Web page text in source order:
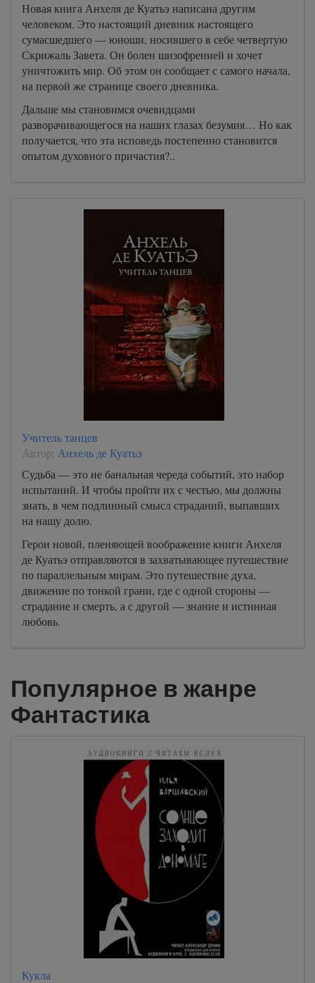
Новая книга Анхеля де Куатьэ написана другим
человеком. Это настоящий дневник настоящего
сумасшедшего — юноши, носившего в себе четвертую
Скрижаль Завета. Он болен шизофренией и хочет
уничтожить мир. Об этом он сообщает с самого начала,
на первой же странице своего дневника.
Дальше мы становимся очевидцами
разворачивающегося на наших глазах безумия… Но как
получается, что эта исповедь постепенно становится
опытом духовного причастия?..
Учитель танцев
Автор: Анхель де Куатьэ
Судьба — это не банальная череда событий, это набор
испытаний. И чтобы пройти их с честью, мы должны
знать, в чем подлинный смысл страданий, выпавших
на нашу долю.
Герои новой, пленяющей воображение книги Анхеля
де Куатьэ отправляются в захватывающее путешествие
по параллельным мирам. Это путешествие духа,
движение по тонкой грани, где с одной стороны —
страдание и смерть, а с другой — знание и истинная
любовь.
Популярное в жанре
Фантастика
Кукла